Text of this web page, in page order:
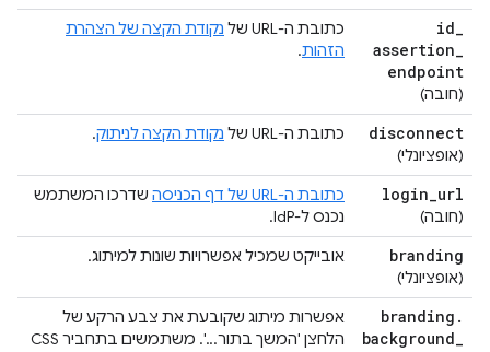
id_
assertion_
endpoint
(חובה)
כתובת ה-URL של
נקודת הקצה של הצהרת
הזהות.
disconnect
(אופציונלי)
כתובת ה-URL של נקודת הקצה לניתוק.
login_url
(חובה)
כתובת ה-URL של דף הכניסה
שדרכו המשתמש
נכנס ל-IdP.
branding
(אופציונלי)
אובייקט שמכיל אפשרויות שונות למיתוג.
branding .
background_
אפשרות מיתוג שקובעת את צבע הרקע של
הלחצן 'המשך בתור...'. משתמשים בתחביר CSS